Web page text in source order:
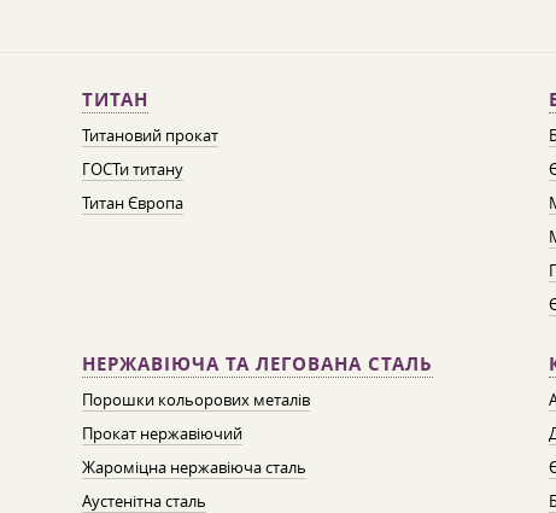
ТИТАН
Титановий прокат
ГОСТи титану
Титан Європа
НЕРЖАВІЮЧА ТА ЛЕГОВАНА СТАЛЬ
Порошки кольорових металів
Прокат нержавіючий
Жароміцна нержавіюча сталь
Аустенітна сталь